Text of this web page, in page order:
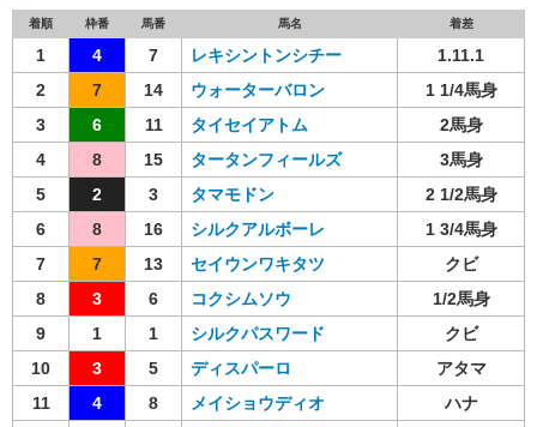
着順 枠番 馬番 馬名 着差
1 4 7 レキシントンシチー
1.11.1
2
7 14 ウォーターバロン
1 1/4馬身
3
6 11 タイセイアトム
2馬身
4
8 15 タータンフィールズ
3馬身
5
2 3 タマモドン
2 1/2馬身
6
8 16 シルクアルボーレ
1 3/4馬身
7
7 13 セイウンワキタツ
クビ
8
3 6 コクシムソウ
1/2馬身
9
1 1 シルクパスワード
クビ
10
3 5 ディスパーロ
アタマ
11
4 8 メイショウディオ
ハナ